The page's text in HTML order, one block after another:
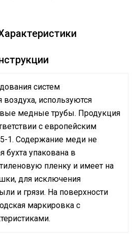
систем
используются
медные трубы. Продукция
с европейским
1. Содержание меди не
бухта упакована в
пленку и имеет на
для исключения
и грязи. На поверхности
маркировка с